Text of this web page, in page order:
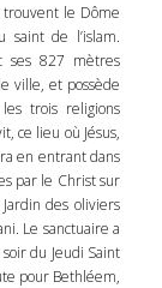
trouvent le Dôme
saint de l’islam.
ses 827 mètres
ville, et possède
trois religions
ce lieu où Jésus,
en entrant dans
par le Christ sur
des oliviers
Le sanctuaire a
du Jeudi Saint
pour Bethléem,